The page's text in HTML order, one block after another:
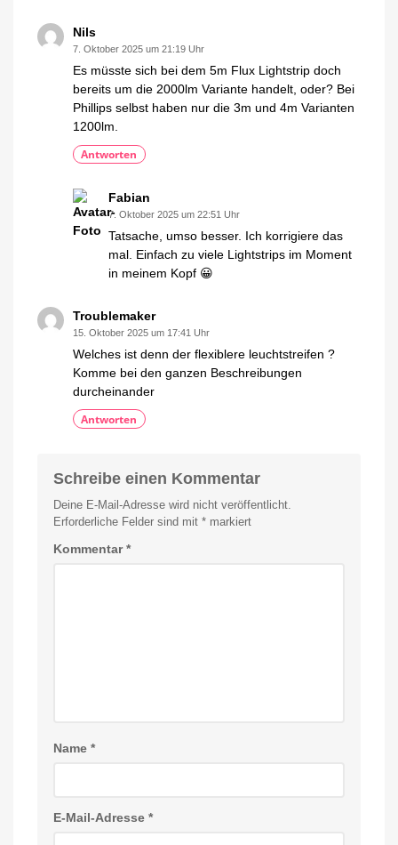
Nils
7. Oktober 2025 um 21:19 Uhr
Es müsste sich bei dem 5m Flux Lightstrip doch
bereits um die 2000lm Variante handelt, oder? Bei
Phillips selbst haben nur die 3m und 4m Varianten
1200lm.
Antworten
Fabian
7. Oktober 2025 um 22:51 Uhr
Tatsache, umso besser. Ich korrigiere das
mal. Einfach zu viele Lightstrips im Moment
in meinem Kopf 😀
Troublemaker
15. Oktober 2025 um 17:41 Uhr
Welches ist denn der flexiblere leuchtstreifen ?
Komme bei den ganzen Beschreibungen
durcheinander
Antworten
Schreibe einen Kommentar
Deine E-Mail-Adresse wird nicht veröffentlicht.
Erforderliche Felder sind mit * markiert
Kommentar*
Name *
E-Mail-Adresse *